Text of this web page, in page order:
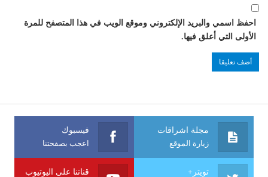
احفظ اسمي والبريد الإلكتروني وموقع الويب في هذا المتصفح للمرة
الأولى التي أعلق فيها.
مجلة اشراقات
زيارة الموقع
فيسبوك
اعجب بصفحتنا
تويتر+
قناتنا على اليوتيوب